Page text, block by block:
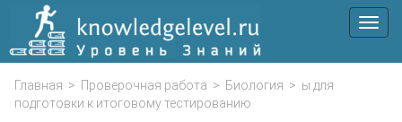
Меню
Главная > Проверочная работа > Биология > ы для
подготовки к итоговому тестированию